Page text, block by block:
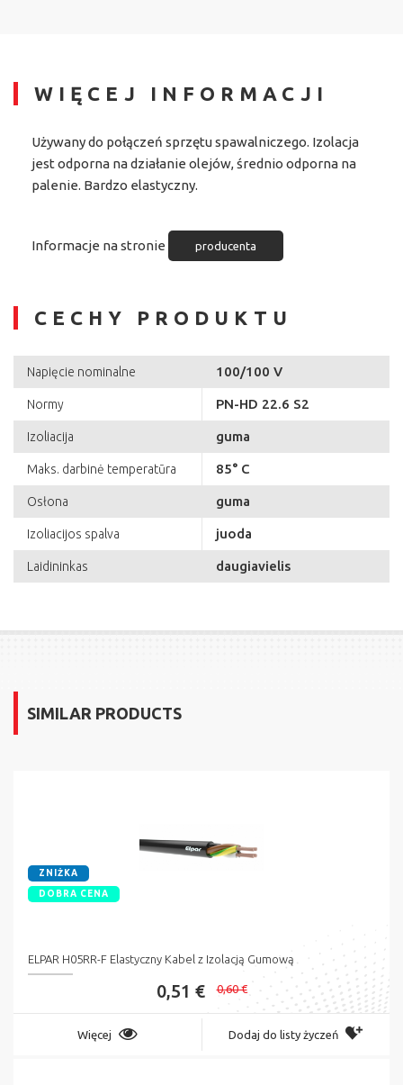
WIĘCEJ INFORMACJI
Używany do połączeń sprzętu spawalniczego. Izolacja
jest odporna na działanie olejów, średnio odporna na
palenie. Bardzo elastyczny.
Informacje na stronie producenta
CECHY PRODUKTU
Napięcie nominalne 100/100 V
Normy PN-HD 22.6 S2
Izoliacija guma
Maks. darbinė temperatūra 85° C
Osłona guma
Izoliacijos spalva juoda
Laidininkas daugiavielis
SIMILAR PRODUCTS
ZNIŻKA
DOBRA CENA
ELPAR H05RR-F Elastyczny Kabel z Izolacją Gumową
0,51 € 0,60 €
Więcej Dodaj do listy życzeń